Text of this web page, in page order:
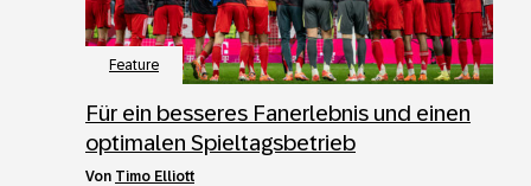
Feature
Für ein besseres Fanerlebnis und einen
optimalen Spieltagsbetrieb
von Timo Elliott